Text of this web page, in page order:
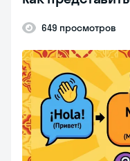
649 просмотров